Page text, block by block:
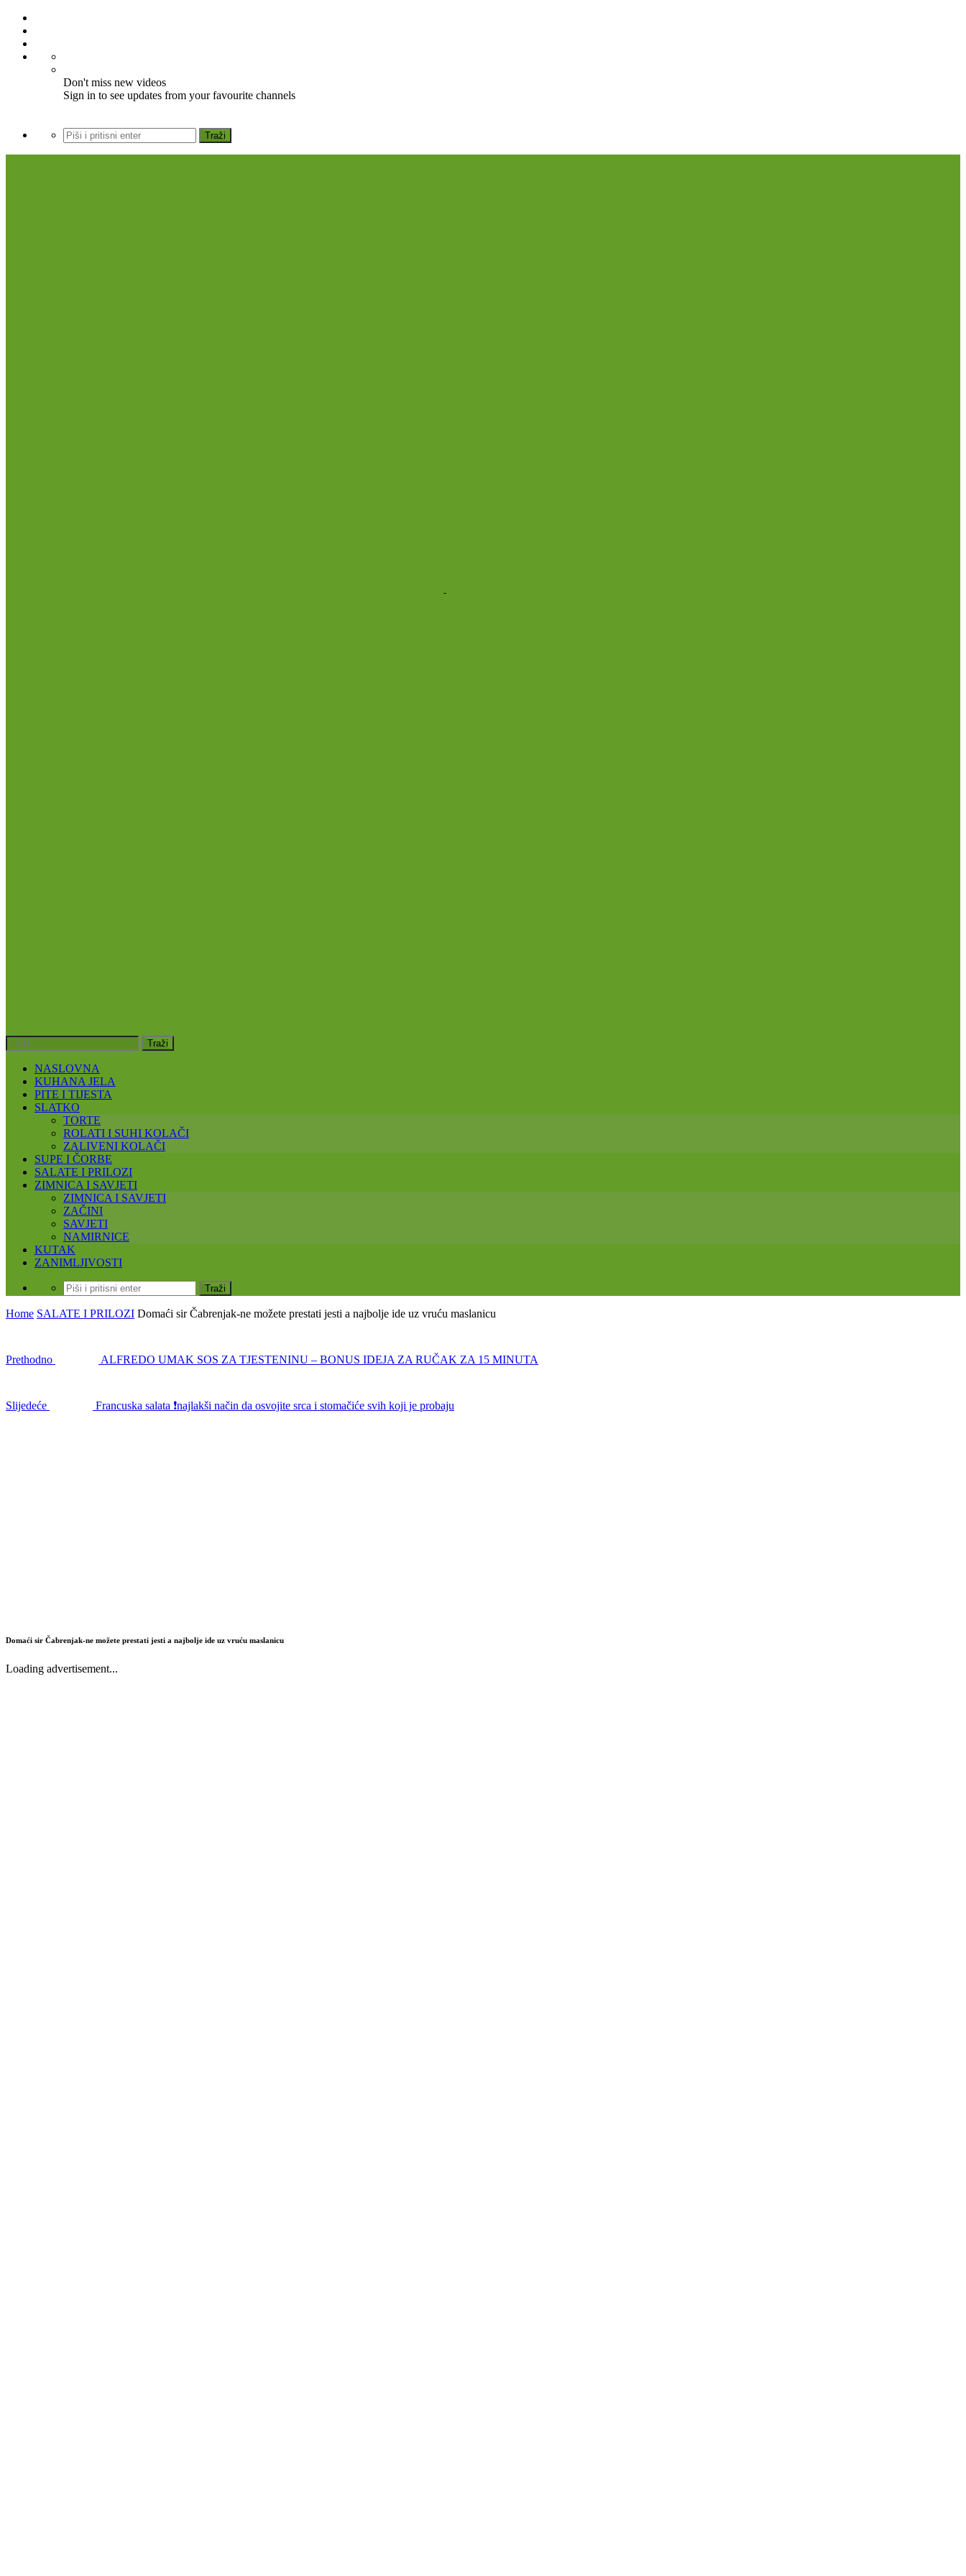
Don't miss new videos
Sign in to see updates from your favourite channels
NASLOVNA
KUHANA JELA
PITE I TIJESTA
SLATKO
TORTE
ROLATI I SUHI KOLAČI
ZALIVENI KOLAČI
SUPE I ČORBE
SALATE I PRILOZI
ZIMNICA I SAVJETI
ZIMNICA I SAVJETI
ZAČINI
SAVJETI
NAMIRNICE
KUTAK
ZANIMLJIVOSTI
Home SALATE I PRILOZI Domaći sir Čabrenjak-ne možete prestati jesti a najbolje ide uz vruću maslanicu
Prethodno ALFREDO UMAK SOS ZA TJESTENINU – BONUS IDEJA ZA RUČAK ZA 15 MINUTA
Slijedeće Francuska salata ❗najlakši način da osvojite srca i stomačiće svih koji je probaju
Domaći sir Čabrenjak-ne možete prestati jesti a najbolje ide uz vruću maslanicu
Loading advertisement...